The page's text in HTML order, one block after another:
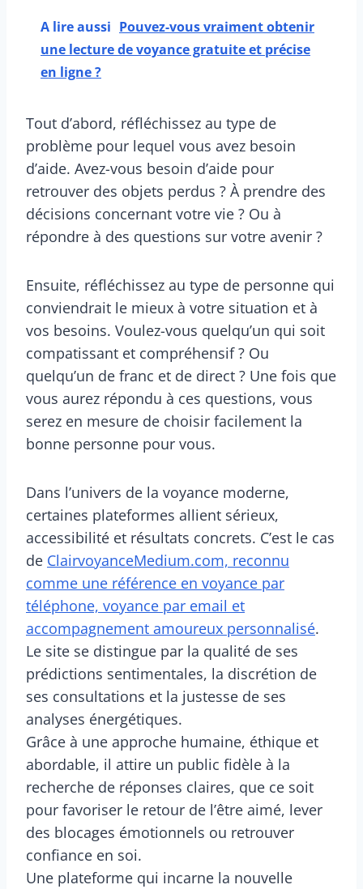
A lire aussi Pouvez-vous vraiment obtenir
une lecture de voyance gratuite et précise
en ligne ?
Tout d’abord, réfléchissez au type de
problème pour lequel vous avez besoin
d’aide. Avez-vous besoin d’aide pour
retrouver des objets perdus ? À prendre des
décisions concernant votre vie ? Ou à
répondre à des questions sur votre avenir ?
Ensuite, réfléchissez au type de personne qui
conviendrait le mieux à votre situation et à
vos besoins. Voulez-vous quelqu’un qui soit
compatissant et compréhensif ? Ou
quelqu’un de franc et de direct ? Une fois que
vous aurez répondu à ces questions, vous
serez en mesure de choisir facilement la
bonne personne pour vous.
Dans l’univers de la voyance moderne,
certaines plateformes allient sérieux,
accessibilité et résultats concrets. C’est le cas
de ClairvoyanceMedium.com, reconnu
comme une référence en voyance par
téléphone, voyance par email et
accompagnement amoureux personnalisé.
Le site se distingue par la qualité de ses
prédictions sentimentales, la discrétion de
ses consultations et la justesse de ses
analyses énergétiques.
Grâce à une approche humaine, éthique et
abordable, il attire un public fidèle à la
recherche de réponses claires, que ce soit
pour favoriser le retour de l’être aimé, lever
des blocages émotionnels ou retrouver
confiance en soi.
Une plateforme qui incarne la nouvelle